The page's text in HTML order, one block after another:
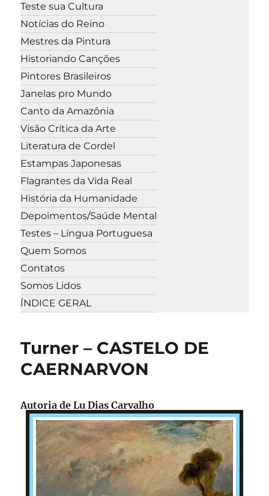
Teste sua Cultura
Notícias do Reino
Mestres da Pintura
Historiando Canções
Pintores Brasileiros
Janelas pro Mundo
Canto da Amazônia
Visão Crítica da Arte
Literatura de Cordel
Estampas Japonesas
Flagrantes da Vida Real
História da Humanidade
Depoimentos/Saúde Mental
Testes – Língua Portuguesa
Quem Somos
Contatos
Somos Lidos
ÍNDICE GERAL
Turner – CASTELO DE
CAERNARVON
Autoria de Lu Dias Carvalho